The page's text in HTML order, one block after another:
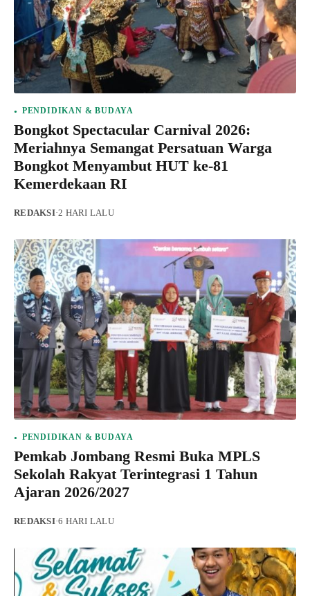
PENDIDIKAN & BUDAYA
Bongkot Spectacular Carnival 2026:
Meriahnya Semangat Persatuan Warga
Bongkot Menyambut HUT ke-81
Kemerdekaan RI
REDAKSI·2 HARI LALU
PENDIDIKAN & BUDAYA
Pemkab Jombang Resmi Buka MPLS
Sekolah Rakyat Terintegrasi 1 Tahun
Ajaran 2026/2027
REDAKSI·6 HARI LALU